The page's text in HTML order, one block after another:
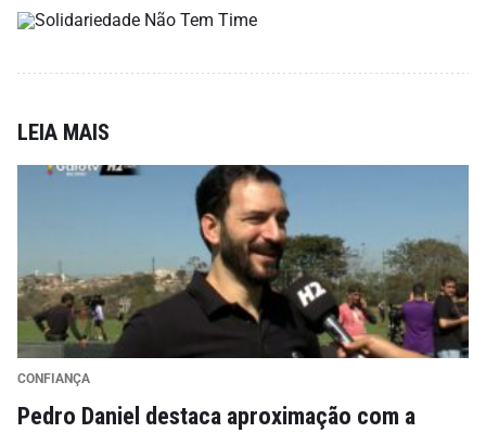
LEIA MAIS
CONFIANÇA
Pedro Daniel destaca aproximação com a